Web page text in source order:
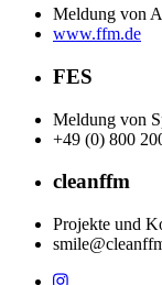
Meldung von
www.ffm.de
FES
Meldung von
+49 (0) 800
cleanffm
Projekte und